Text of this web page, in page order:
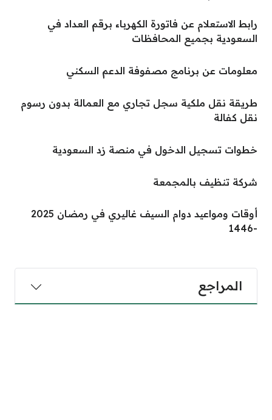
رابط الاستعلام عن فاتورة الكهرباء برقم العداد في
السعودية بجميع المحافظات
معلومات عن برنامج مصفوفة الدعم السكني
طريقة نقل ملكية سجل تجاري مع العمالة بدون رسوم
نقل كفالة
خطوات تسجيل الدخول في منصة زد السعودية
شركة تنظيف بالمجمعة
أوقات ومواعيد دوام السيف غاليري في رمضان 2025
-1446
المراجع